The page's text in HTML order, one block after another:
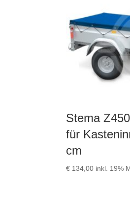
Stema
für
cm
€ 134,00 inkl. 19%